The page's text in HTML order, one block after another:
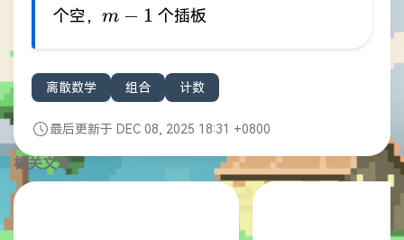
个空， m-
m − 1 个插板
离散数学 组合 计数
最后更新于 DEC 08, 2025 18:31 +0800
相关文章